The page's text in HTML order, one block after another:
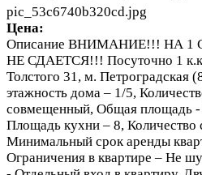
pic_53c6740b320cd.jpg
Цена:
Описание ВНИМАНИЕ!!! НА 1
НЕ СДАЕТСЯ!!! Посуточно 1
Толстого 31, м. Петроградская
этажность дома – 1/5,
совмещенный, Общая площадь
Площадь кухни – 8, Количество
Минимальный срок аренды
Ограничения в квартире – Не